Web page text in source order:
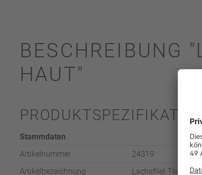
BESCHREIBUNG
HAUT"
Stammdaten
Artikelnummer
24319
Artikelbezeichnung
Lachsfilet Tsar